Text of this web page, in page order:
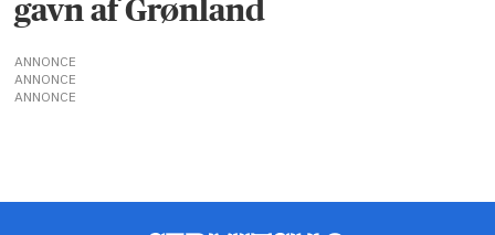
gavn af Grønland
ANNONCE
ANNONCE
ANNONCE